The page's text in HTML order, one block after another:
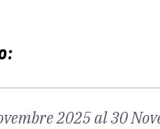
2025 al 30